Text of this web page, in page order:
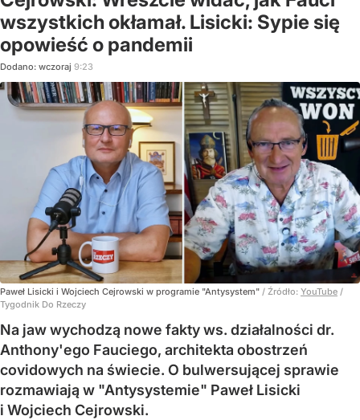
wszystkich okłamał. Lisicki: Sypie się
opowieść o pandemii
Dodano: wczoraj 9:23
Paweł Lisicki i Wojciech Cejrowski w programie "Antysystem" / Źródło: YouTube /
Tygodnik Do Rzeczy
Na jaw wychodzą nowe fakty ws. działalności dr.
Anthony'ego Fauciego, architekta obostrzeń
covidowych na świecie. O bulwersującej sprawie
rozmawiają w "Antysystemie" Paweł Lisicki
i Wojciech Cejrowski.